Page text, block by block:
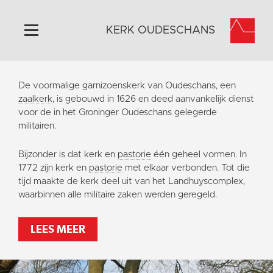
Home
Algemeen
Historie
Activiteiten
Steun ons
Contact
Vaktaal
KERK OUDESCHANS
De voormalige garnizoenskerk van Oudeschans, een
zaalkerk, is gebouwd in 1626 en deed aanvankelijk dienst
voor de in het Groninger Oudeschans gelegerde
militairen.
Bijzonder is dat kerk en pastorie één geheel vormen. In
1772 zijn kerk en pastorie met elkaar verbonden. Tot die
tijd maakte de kerk deel uit van het Landhuyscomplex,
waarbinnen alle militaire zaken werden geregeld.
LEES MEER